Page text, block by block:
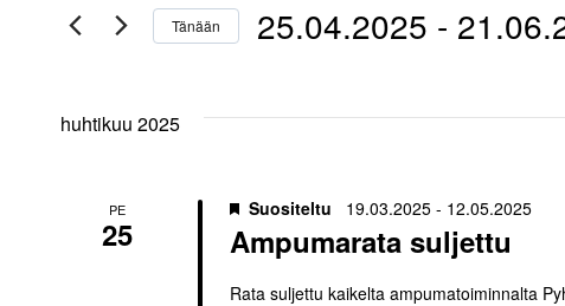
Näkymät
navigointi
Tapahtumat
hakusanalla.
Tänään 25.04.2025 -
huhtikuu 2025
PE
25 Ampumarata suljettu
Suositeltu 19.03.2025 - 12.05.2025
Rata suljettu kaikelta ampumatoiminnalta